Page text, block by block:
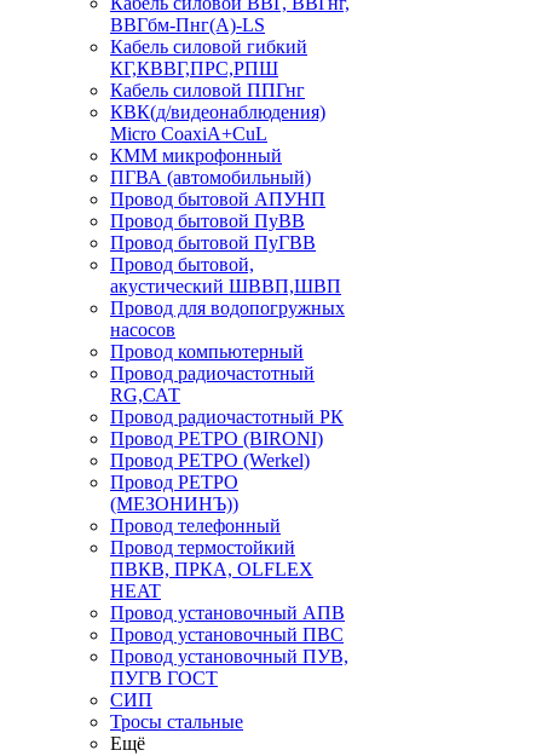
ВВГбм-Пнг(А)-LS
Кабель силовой гибкий
КГ,КВВГ,ПРС,РПШ
Кабель силовой ППГнг
КВК(д/видеонаблюдения)
Micro CoaxiA+CuL
КММ микрофонный
ПГВА (автомобильный)
Провод бытовой АПУНП
Провод бытовой ПуВВ
Провод бытовой ПуГВВ
Провод бытовой,
акустический ШВВП,ШВП
Провод для водопогружных
насосов
Провод компьютерный
Провод радиочастотный
RG,САТ
Провод радиочастотный РК
Провод РЕТРО (BIRONI)
Провод РЕТРО (Werkel)
Провод РЕТРО
(МЕЗОНИНЪ))
Провод телефонный
Провод термостойкий
ПВКВ, ПРКА, OLFLEX
HEAT
Провод установочный АПВ
Провод установочный ПВС
Провод установочный ПУВ,
ПУГВ ГОСТ
СИП
Тросы стальные
Ещё